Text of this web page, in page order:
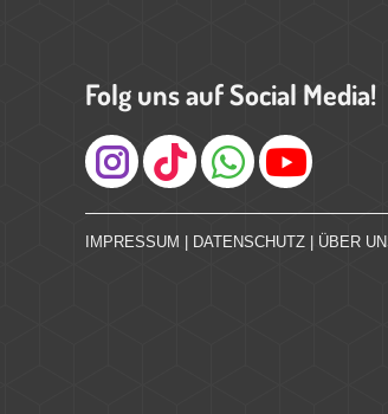
Folg uns auf Social Media!
Instagram
IMPRESSUM DATENSCHUTZ ÜBER